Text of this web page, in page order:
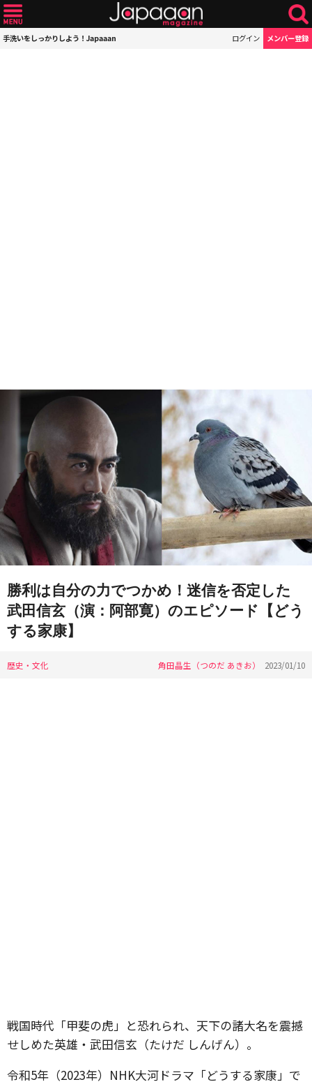
手洗いをしっかりしよう！Japaaan ログイン メンバー登録
勝利は自分の力でつかめ！迷信を否定した
武田信玄（演：阿部寛）のエピソード【どう
する家康】
歴史・文化 角田晶生（つのだ あきお） 2023/01/10
戦国時代「甲斐の虎」と恐れられ、天下の諸大名を震撼
せしめた英雄・武田信玄（たけだ しんげん）。
令和5年（2023年）NHK大河ドラマ「どうする家康」で